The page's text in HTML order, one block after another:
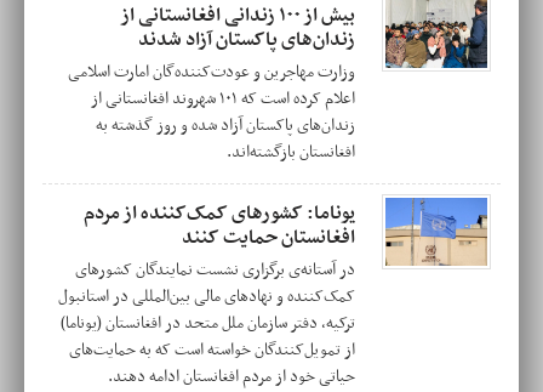
بیش از ۱۰۰ زندانی افغانستانی از
زندان‌های پاکستان آزاد شدند
وزارت مهاجرین و عودت‌کننده‌گان امارت اسلامی
اعلام کرده است که ۱۰۱ شهروند افغانستانی از
زندان‌های پاکستان آزاد شده و روز گذشته به
افغانستان بازگشته‌اند.
یوناما: کشورهای کمک‌کننده از مردم
افغانستان حمایت کنند
در آستانه‌ی برگزاری نشست نمایندگان کشورهای
کمک‌کننده و نهادهای مالی بین‌المللی در استانبول
ترکیه، دفتر سازمان ملل متحد در افغانستان (یوناما)
از تمویل‌کنندگان خواسته است که به حمایت‌های
حیاتی خود از مردم افغانستان ادامه دهند.